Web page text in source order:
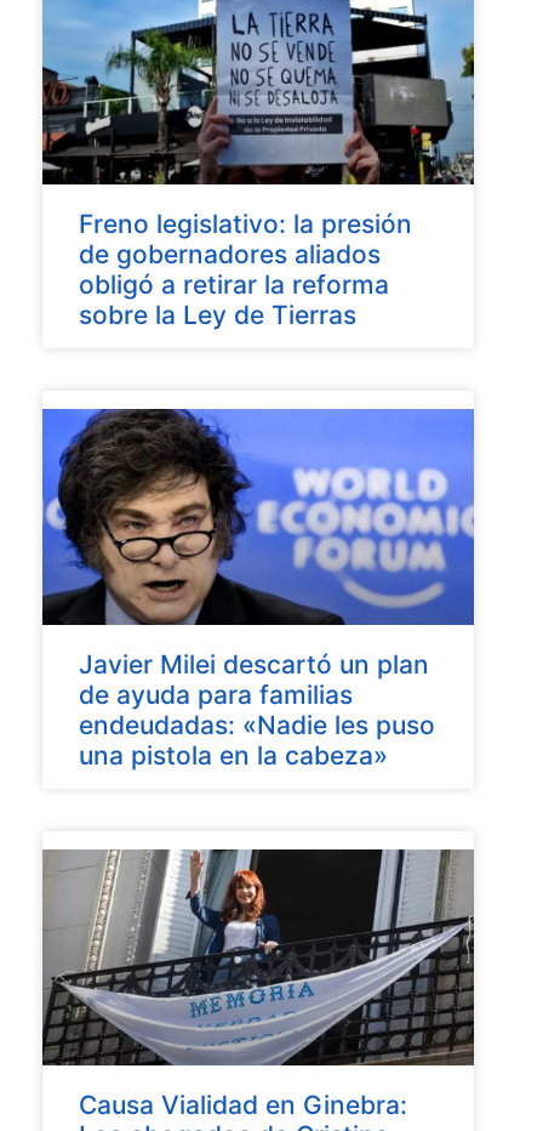
Freno legislativo: la presión
de gobernadores aliados
obligó a retirar la reforma
sobre la Ley de Tierras
Javier Milei descartó un plan
de ayuda para familias
endeudadas: «Nadie les puso
una pistola en la cabeza»
Causa Vialidad en Ginebra: